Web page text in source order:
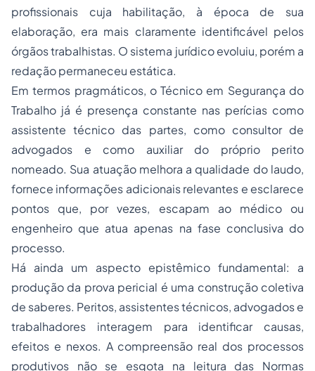
profissionais cuja habilitação, à época de sua
elaboração, era mais claramente identificável pelos
órgãos trabalhistas. O sistema jurídico evoluiu, porém a
redação permaneceu estática.
Em termos pragmáticos, o Técnico em Segurança do
Trabalho já é presença constante nas perícias como
assistente técnico das partes, como consultor de
advogados e como auxiliar do próprio perito
nomeado. Sua atuação melhora a qualidade do laudo,
fornece informações adicionais relevantes e esclarece
pontos que, por vezes, escapam ao médico ou
engenheiro que atua apenas na fase conclusiva do
processo.
Há ainda um aspecto epistêmico fundamental: a
produção da prova pericial é uma construção coletiva
de saberes. Peritos, assistentes técnicos, advogados e
trabalhadores interagem para identificar causas,
efeitos e nexos. A compreensão real dos processos
produtivos não se esgota na leitura das Normas